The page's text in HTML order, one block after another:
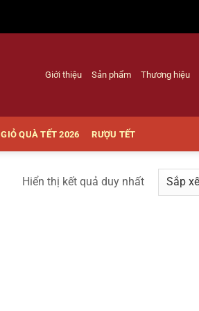
Giới thiệu Sản phẩm Thương hiệu
GIỎ QUÀ TẾT 2026 RƯỢU TẾT
Hiển thị kết quả duy nhất